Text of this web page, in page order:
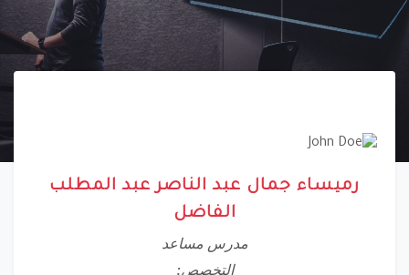
رميساء جمال عبد الناصر عبد المطلب
الفاضل
مدرس مساعد
التخصص: